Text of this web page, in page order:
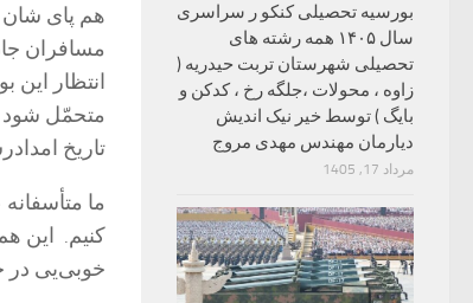
هم پای شان
مسافران
انتظار
متحمّل شود
تاریخ
ما
کنیم. این
خوبی‌یی در
بورسیه تحصیلی کنکو ر سراسری
سال ۱۴۰۵ همه رشته های
تحصیلی شهرستان تربت حیدریه (
زاوه ، محولات ،جلگه رخ ، کدکن و
بایگ ) توسط خیر نیک اندیش
دیارمان مهندس مهدی مروج
مرداد 17, 1405